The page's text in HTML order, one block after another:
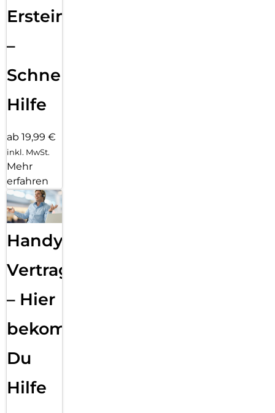
Ersteinrichtung
–
Schnelle
Hilfe
ab 19,99 €
inkl. MwSt.
Mehr
erfahren
Handy
Vertragsabwicklung
– Hier
bekommst
Du
Hilfe